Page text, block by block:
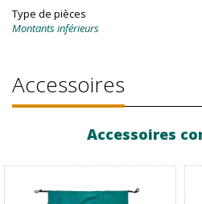
Type de pièces
Montants inférieurs
Accessoires
Accessoires